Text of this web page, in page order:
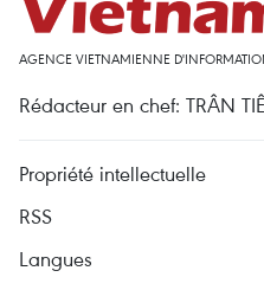
AGENCE VIETNAMIENNE
Rédacteur en chef: TRÂN
Propriété intellectuelle
RSS
Langues